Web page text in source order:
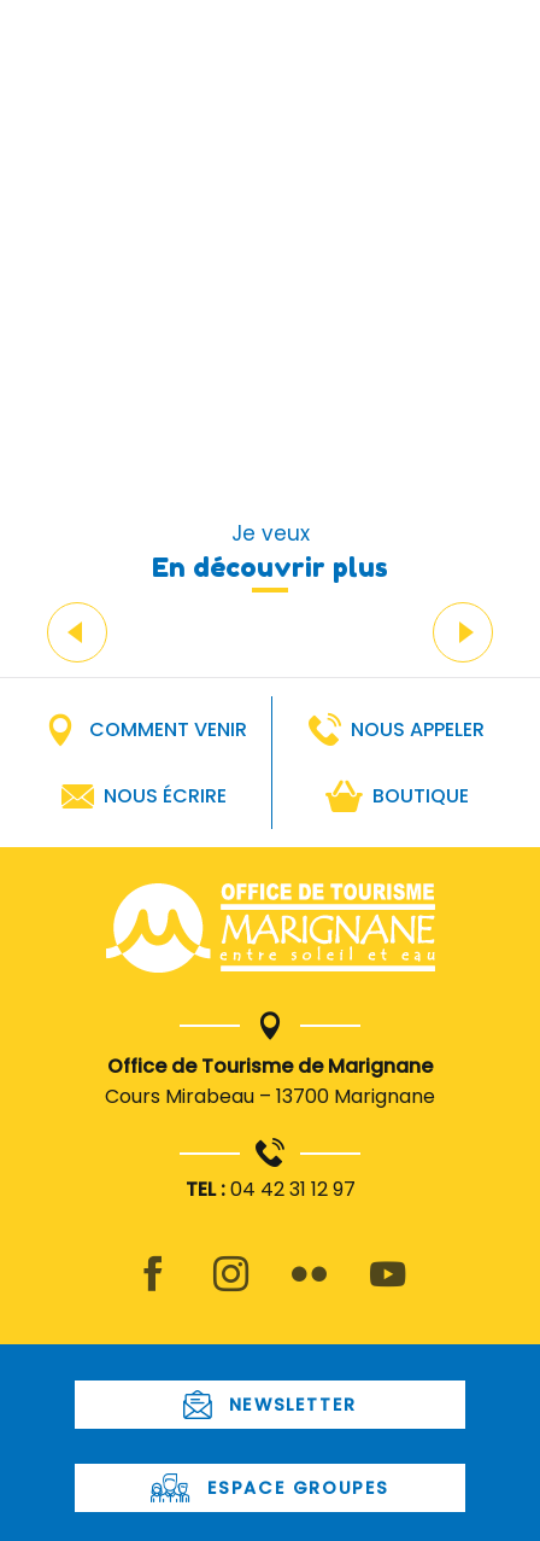
Je veux
En découvrir plus
Lire la suite
COMMENT VENIR NOUS APPELER
NOUS ÉCRIRE BOUTIQUE
Office de Tourisme de Marignane
Cours Mirabeau – 13700 Marignane
TEL :04 42 31 12 97
NEWSLETTER
ESPACE GROUPES